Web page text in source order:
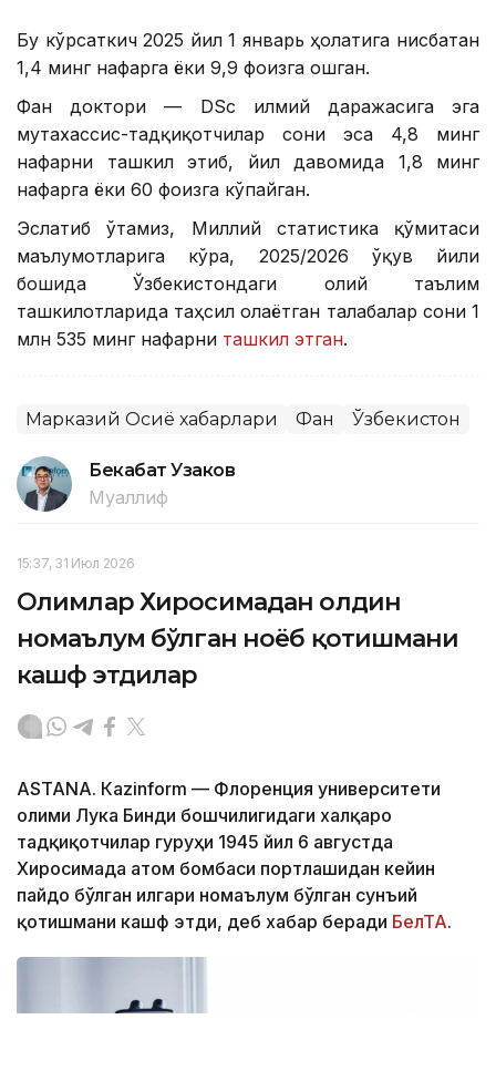
Бу кўрсаткич 2025 йил 1 январь ҳолатига нисбатан
1,4 минг нафарга ёки 9,9 фоизга ошган.
Фан доктори — DSc илмий даражасига эга
мутахассис-тадқиқотчилар сони эса 4,8 минг
нафарни ташкил этиб, йил давомида 1,8 минг
нафарга ёки 60 фоизга кўпайган.
Эслатиб ўтамиз, Миллий статистика қўмитаси
маълумотларига кўра, 2025/2026 ўқув йили
бошида Ўзбекистондаги олий таълим
ташкилотларида таҳсил олаётган талабалар сони 1
млн 535 минг нафарни ташкил этган.
Марказий Осиё хабарлари Фан Ўзбекистон
Бекабат Узаков
Муаллиф
15:37, 31 Июл 2026
Олимлар Хиросимадан олдин
номаълум бўлган ноёб қотишмани
кашф этдилар
ASTANА. Кazinform — Флоренция университети
олими Лука Бинди бошчилигидаги халқаро
тадқиқотчилар гуруҳи 1945 йил 6 августда
Хиросимада атом бомбаси портлашидан кейин
пайдо бўлган илгари номаълум бўлган сунъий
қотишмани кашф этди, деб хабар беради БелТА.